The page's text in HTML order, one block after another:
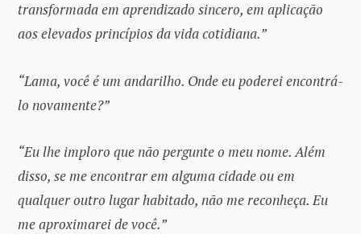
transformada em aprendizado sincero, em aplicação
aos elevados princípios da vida cotidiana.”
“Lama, você é um andarilho. Onde eu poderei encontrá-
lo novamente?”
“Eu lhe imploro que não pergunte o meu nome. Além
disso, se me encontrar em alguma cidade ou em
qualquer outro lugar habitado, não me reconheça. Eu
me aproximarei de você.”